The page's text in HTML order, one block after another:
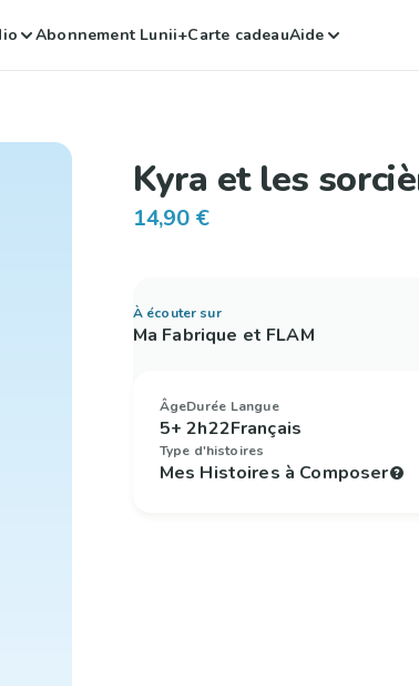
Abonnement Lunii+Carte cadeauAide
Kyra et les
14,90 €
À écouter sur
Ma Fabrique et FLAM
Âge
5+
Durée
2h22
Langue
Français
Type d'histoires
Mes Histoires à Composer